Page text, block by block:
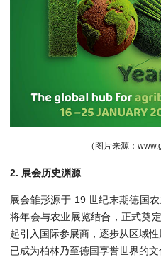
（图片来源：
2. 展会历史渊源
展会雏形源于 19 世纪末期德国
将年会与农业展览结合，正式奠
起引入国际参展商，逐步从区域
已成为柏林乃至德国享誉世界的